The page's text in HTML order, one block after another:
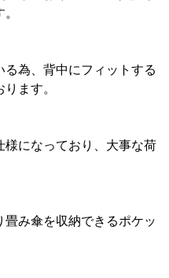
為、背中にフィットする
ます。
になっており、大事な荷
み傘を収納できるポケッ